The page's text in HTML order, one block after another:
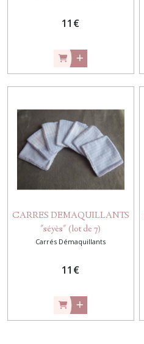
11 €
CARRES DEMAQUILLANTS
"séyès" (lot de 7)
Carrés Démaquillants
11 €